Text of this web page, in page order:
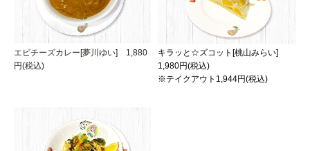
エビチーズカレー[夢川ゆい] 1,880
円(税込)
キラッと☆ズコット[桃山みらい]
1,980円(税込)
※テイクアウト1,944円(税込)